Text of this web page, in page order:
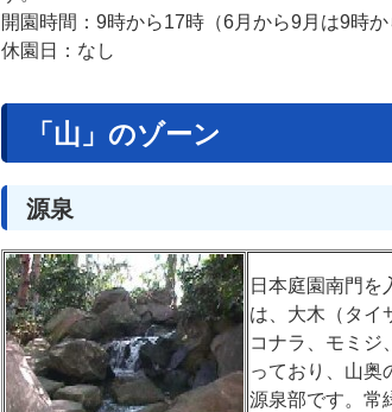
開園時間：9時から17時（6月から9月は9時か
休園日：なし
「山」のゾーン
源泉
日本庭園南門を
は、大木（タイ
コナラ、モミジ
っており、山奥
源泉部です。常